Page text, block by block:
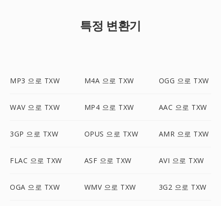
특정 변환기
MP3 으로 TXW M4A 으로 TXW OGG 으로 TXW
WAV 으로 TXW MP4 으로 TXW AAC 으로 TXW
3GP 으로 TXW OPUS 으로 TXW AMR 으로 TXW
FLAC 으로 TXW ASF 으로 TXW AVI 으로 TXW
OGA 으로 TXW WMV 으로 TXW 3G2 으로 TXW